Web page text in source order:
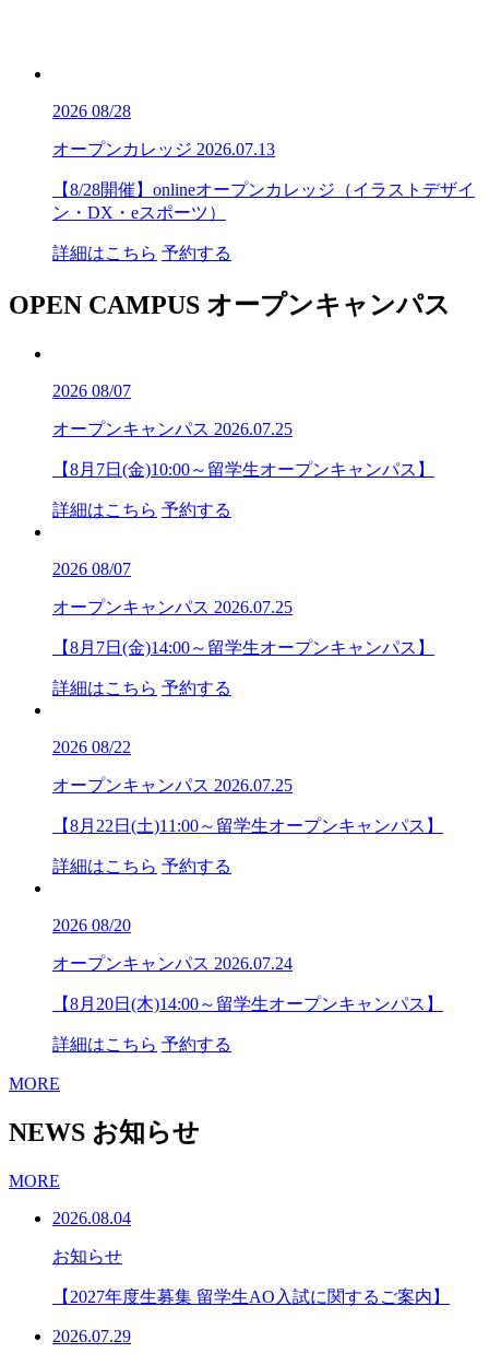
2026 08/28
オープンカレッジ 2026.07.13
【8/28開催】onlineオープンカレッジ（イラストデザイ
ン・DX・eスポーツ）
詳細はこちら 予約する
OPEN CAMPUS オープンキャンパス
2026 08/07
オープンキャンパス 2026.07.25
【8月7日(金)10:00～留学生オープンキャンパス】
詳細はこちら 予約する
2026 08/07
オープンキャンパス 2026.07.25
【8月7日(金)14:00～留学生オープンキャンパス】
詳細はこちら 予約する
2026 08/22
オープンキャンパス 2026.07.25
【8月22日(土)11:00～留学生オープンキャンパス】
詳細はこちら 予約する
2026 08/20
オープンキャンパス 2026.07.24
【8月20日(木)14:00～留学生オープンキャンパス】
詳細はこちら 予約する
MORE
NEWS お知らせ
MORE
2026.08.04
お知らせ
【2027年度生募集 留学生AO入試に関するご案内】
2026.07.29